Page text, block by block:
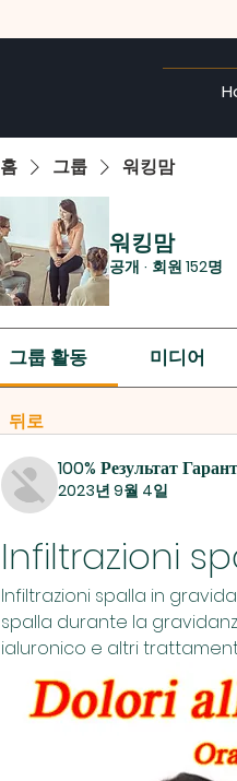
홈 그룹 워킹맘
워킹맘
공개 · 회원 152명
그룹 활동 미디어
뒤로
100% Результат
2023년 9월 4일
Infiltrazioni
Infiltrazioni spalla in
spalla durante la
ialuronico e altri